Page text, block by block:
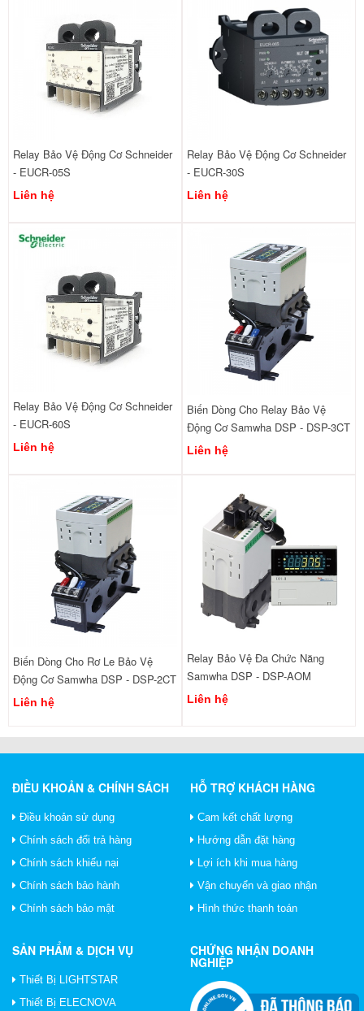
Relay Bảo Vệ Động Cơ Schneider
- EUCR-05S
Liên hệ
Relay Bảo Vệ Động Cơ Schneider
- EUCR-30S
Liên hệ
Relay Bảo Vệ Động Cơ Schneider
- EUCR-60S
Liên hệ
Biến Dòng Cho Relay Bảo Vệ
Động Cơ Samwha DSP - DSP-3CT
Liên hệ
Biến Dòng Cho Rơ Le Bảo Vệ
Động Cơ Samwha DSP - DSP-2CT
Liên hệ
Relay Bảo Vệ Đa Chức Năng
Samwha DSP - DSP-AOM
Liên hệ
ĐIỀU KHOẢN & CHÍNH SÁCH
Điều khoản sử dụng
Chính sách đổi trả hàng
Chính sách khiếu nại
Chính sách bảo hành
Chính sách bảo mật
HỖ TRỢ KHÁCH HÀNG
Cam kết chất lượng
Hướng dẫn đặt hàng
Lợi ích khi mua hàng
Vận chuyển và giao nhận
Hình thức thanh toán
SẢN PHẨM & DỊCH VỤ
Thiết Bị LIGHTSTAR
Thiết Bị ELECNOVA
CHỨNG NHẬN DOANH
NGHIỆP